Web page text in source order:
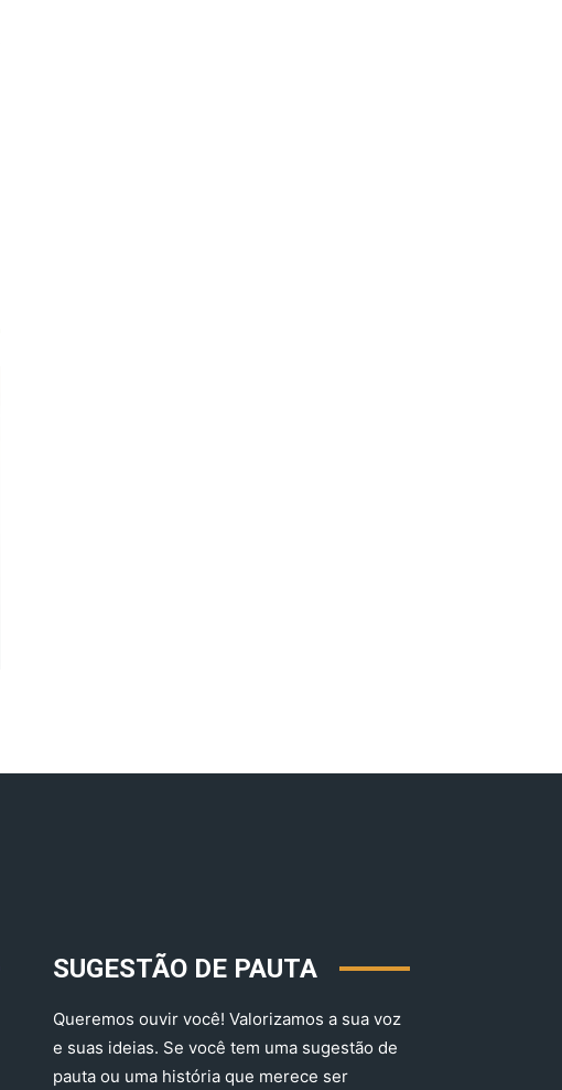
SUGESTÃO DE PAUTA
Queremos ouvir você! Valorizamos a sua voz
e suas ideias. Se você tem uma sugestão de
pauta ou uma história que merece ser